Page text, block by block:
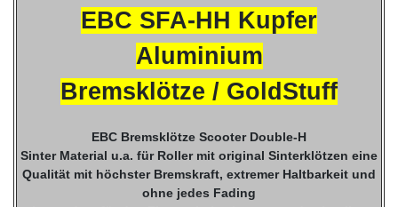
EBC SFA-HH Kupfer
Aluminium
Bremsklötze / GoldStuff
EBC Bremsklötze Scooter Double-H
Sinter Material u.a. für Roller mit original Sinterklötzen eine
Qualität mit höchster Bremskraft, extremer Haltbarkeit und
ohne jedes Fading